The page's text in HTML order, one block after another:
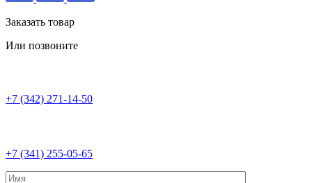
Заказать товар
Или позвоните
+7 (342) 271-14-50
+7 (341) 255-05-65